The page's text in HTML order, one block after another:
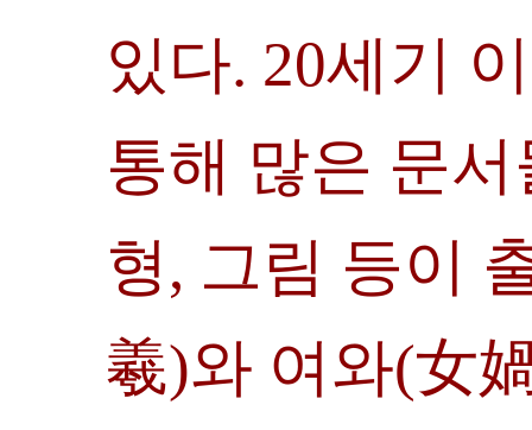
있다. 20세기
통해 많은 문
형, 그림 등이
羲)와 여와(女